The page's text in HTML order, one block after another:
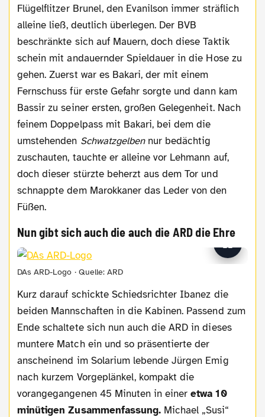
Flügelflitzer Brunel, den Evanilson immer sträflich
alleine ließ, deutlich überlegen. Der BVB
beschränkte sich auf Mauern, doch diese Taktik
schein mit andauernder Spieldauer in die Hose zu
gehen. Zuerst war es Bakari, der mit einem
Fernschuss für erste Gefahr sorgte und dann kam
Bassir zu seiner ersten, großen Gelegenheit. Nach
feinem Doppelpass mit Bakari, bei dem die
umstehenden Schwatzgelbennur bedächtig
zuschauten, tauchte er alleine vor Lehmann auf,
doch dieser stürzte beherzt aus dem Tor und
schnappte dem Marokkaner das Leder von den
Füßen.
Nun gibt sich auch die auch die ARD die Ehre
DAs ARD-Logo · Quelle: ARD
Kurz darauf schickte Schiedsrichter Ibanez die
beiden Mannschaften in die Kabinen. Passend zum
Ende schaltete sich nun auch die ARD in dieses
muntere Match ein und so präsentierte der
anscheinend im Solarium lebende Jürgen Emig
nach kurzem Vorgeplänkel, kompakt die
vorangegangenen 45 Minuten in eineretwa 10
minütigen Zusammenfassung.Michael „Susi“